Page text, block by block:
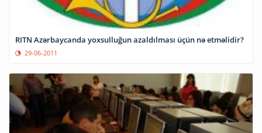
RITN Azərbaycanda yoxsulluğun azaldılması üçün nə etməlidir?
29-06-2011